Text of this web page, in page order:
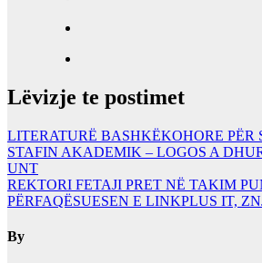
Lëvizje te postimet
LITERATURË BASHKËKOHORE PËR
STAFIN AKADEMIK – LOGOS A
UNT
REKTORI FETAJI PRET NË TAKIM
PËRFAQËSUESEN E LINKPLUS IT,
By